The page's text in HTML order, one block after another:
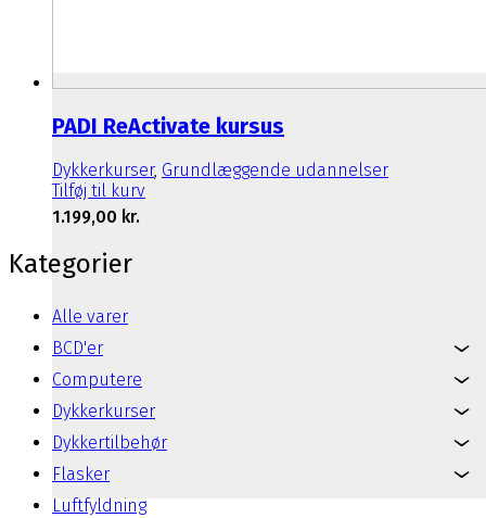
PADI ReActivate kursus
Dykkerkurser, Grundlæggende udannelser
Tilføj til kurv
1.199,00 kr.
Kategorier
Alle varer
BCD'er
Computere
Dykkerkurser
Dykkertilbehør
Flasker
Luftfyldning